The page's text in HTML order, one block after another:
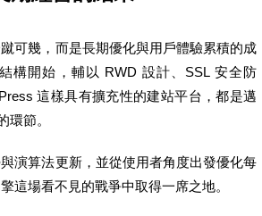
可幾，而是長期優化與用戶體驗累積的成
構開始，輔以 RWD 設計、SSL 安全防
這樣具有擴充性的建站平台，都是邁
環節。
演算法更新，並從使用者角度出發優化每
這場看不見的戰爭中取得一席之地。